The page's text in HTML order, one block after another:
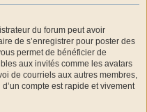
du forum peut avoir
de s’enregistrer pour poster des
permet de bénéficier de
aux invités comme les avatars
de courriels aux autres membres,
compte est rapide et vivement